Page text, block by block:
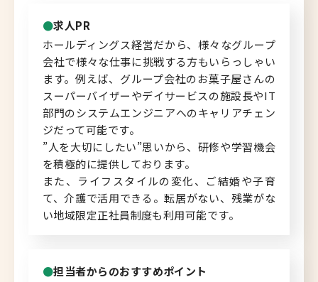
北海道へのU・Iターン向け
転職情報
キャリアマップ
転職の体験談
転職と年収のハナシ
転職コラム
運営会社について
求人PR
ホールディングス経営だから、様々なグループ
会社で様々な仕事に挑戦する方もいらっしゃい
ます。例えば、グループ会社のお菓子屋さんの
スーパーバイザーやデイサービスの施設長やIT
部門のシステムエンジニアへのキャリアチェン
ジだって可能です。
”人を大切にしたい”思いから、研修や学習機会
を積極的に提供しております。
また、ライフスタイルの変化、ご結婚や子育
て、介護で活用できる。転居がない、残業がな
い地域限定正社員制度も利用可能です。
担当者からのおすすめポイント